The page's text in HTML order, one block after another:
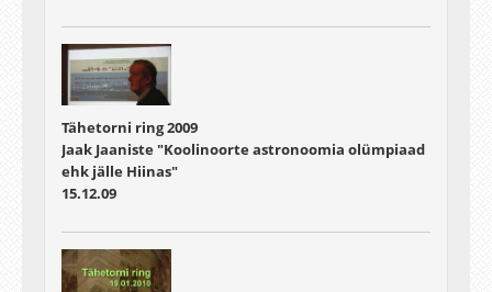
Tähetorni ring 2009
Jaak Jaaniste "Koolinoorte astronoomia olümpiaad
ehk jälle Hiinas"
15.12.09